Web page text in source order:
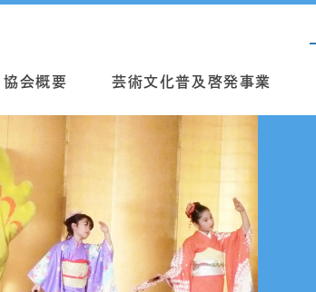
協会概要 芸術文化普及啓発事業